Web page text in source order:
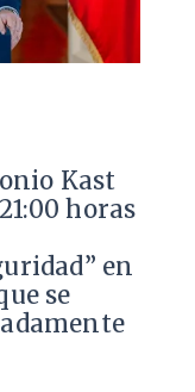
Kast
horas
en
se